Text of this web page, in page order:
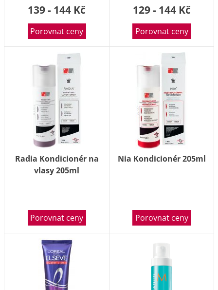
139 - 144 Kč
Porovnat ceny
129 - 144 Kč
Porovnat ceny
Radia Kondicionér na
vlasy 205ml
Porovnat ceny
Nia Kondicionér 205ml
Porovnat ceny